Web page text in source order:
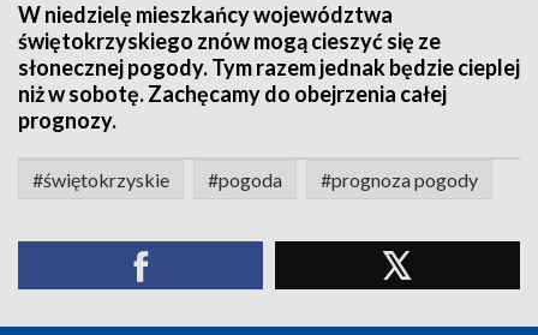
W niedzielę mieszkańcy województwa
świętokrzyskiego znów mogą cieszyć się ze
słonecznej pogody. Tym razem jednak będzie cieplej
niż w sobotę. Zachęcamy do obejrzenia całej
prognozy.
#świętokrzyskie #pogoda #prognoza pogody